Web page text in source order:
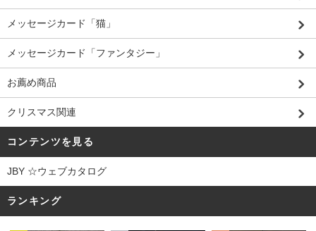
メッセージカード「猫」
メッセージカード「ファンタジー」
お薦め商品
クリスマス関連
コンテンツを見る
JBY ☆ウェブカタログ
ランキング